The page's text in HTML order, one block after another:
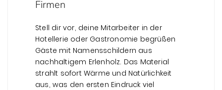
Firmen
Stell dir vor, deine Mitarbeiter in der
Hotellerie oder Gastronomie begrüßen
Gäste mit Namensschildern aus
nachhaltigem Erlenholz. Das Material
strahlt sofort Wärme und Natürlichkeit
aus, was den ersten Eindruck viel